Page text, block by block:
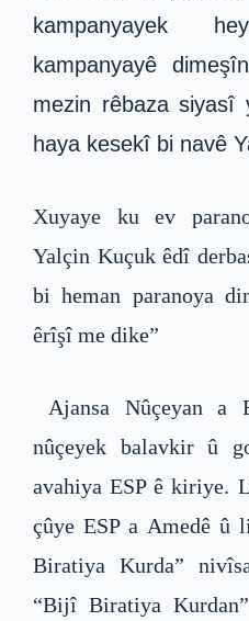
kampanyayek
kampanyayê
mezin rêbaza siyasî
haya kesekî bi navê
Xuyaye ku ev
Yalçin Kuçuk êdî
bi heman paranoya
êrîşî me dike”
Ajansa Nûçeyan a
nûçeyek balavkir û
avahiya ESP ê kiriye.
çûye ESP a Amedê
Biratiya Kurda”
“Bijî Biratiya